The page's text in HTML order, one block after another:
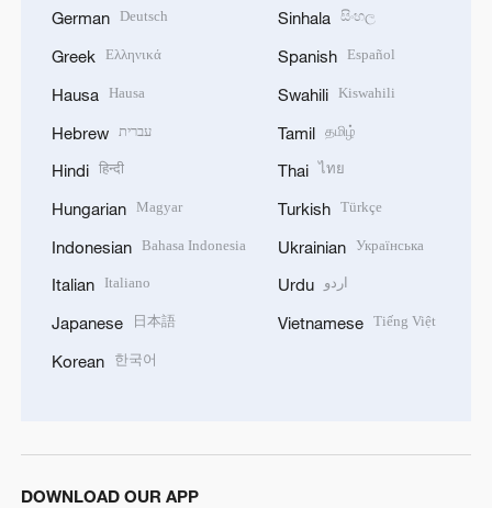
German Deutsch
Greek Ελληνικά
Hausa Hausa
Hebrew עברית
Hindi हिन्दी
Hungarian Magyar
Indonesian Bahasa Indonesia
Italian Italiano
Japanese 日本語
Korean 한국어
Sinhala සිංහල
Spanish Español
Swahili Kiswahili
Tamil தமிழ்
Thai ไทย
Turkish Türkçe
Ukrainian Українська
Urdu اردو
Vietnamese Tiếng Việt
DOWNLOAD OUR APP